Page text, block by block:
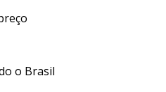
o Brasil